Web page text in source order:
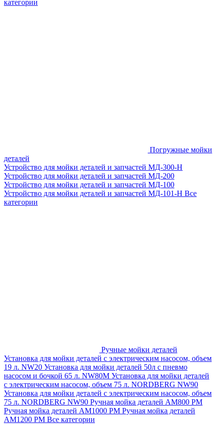
категории
Погружные мойки
деталей
Устройство для мойки деталей и запчастей МД-300-H
Устройство для мойки деталей и запчастей МД-200
Устройство для мойки деталей и запчастей МД-100
Устройство для мойки деталей и запчастей МД-101-Н Все
категории
Ручные мойки деталей
Установка для мойки деталей с электрическим насосом, объем
19 л. NW20 Установка для мойки деталей 50л с пневмо
насосом и бочкой 65 л. NW80M Установка для мойки деталей
с электрическим насосом, объем 75 л. NORDBERG NW90
Установка для мойки деталей с электрическим насосом, объем
75 л. NORDBERG NW90 Ручная мойка деталей АМ800 РМ
Ручная мойка деталей АМ1000 РМ Ручная мойка деталей
АМ1200 РМ Все категории